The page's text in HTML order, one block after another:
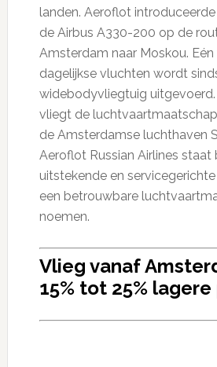
landen. Aeroflot introduceerde
de Airbus A330-200 op de
Amsterdam naar Moskou.
dagelijkse vluchten wordt
widebodyvliegtuig
vliegt de
de Amsterdamse luchthaven
Aeroflot Russian Airlines
uitstekende en
een betrouwbare
noemen.
Vlieg vanaf
15% tot 25%